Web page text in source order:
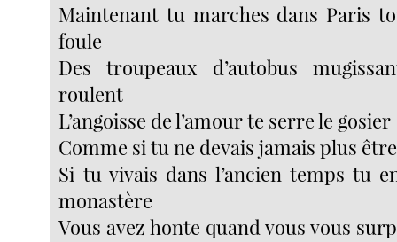
Maintenant tu marches dans Paris
foule
Des troupeaux d’autobus
roulent
L’angoisse de l’amour te serre le gosier
Comme si tu ne devais jamais plus
Si tu vivais dans l’ancien temps tu
monastère
Vous avez honte quand vous vous